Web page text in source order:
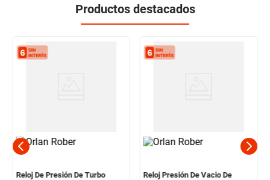
Productos destacados
Reloj De Presión De Turbo
Reloj Presión De Vacio De